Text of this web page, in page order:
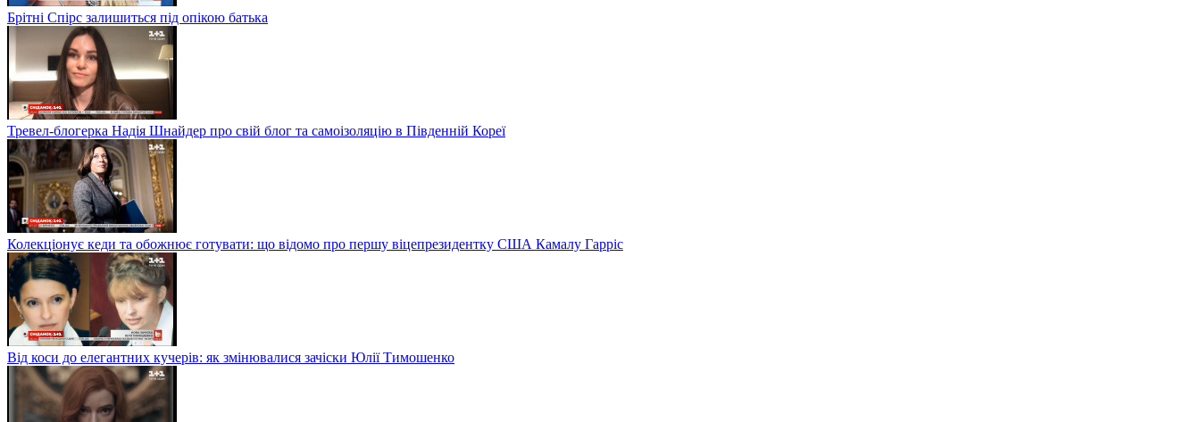
Брітні Спірс залишиться під опікою батька
Тревел-блогерка Надія Шнайдер про свій блог та самоізоляцію в Південній Кореї
Колекціонує кеди та обожнює готувати: що відомо про першу віцепрезидентку США Камалу Гарріс
Від коси до елегантних кучерів: як змінювалися зачіски Юлії Тимошенко